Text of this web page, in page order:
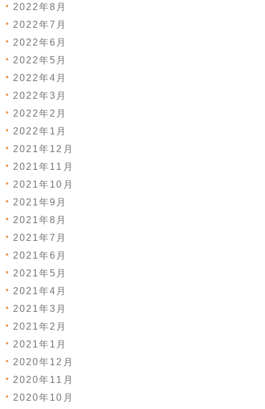
2022年8月
2022年7月
2022年6月
2022年5月
2022年4月
2022年3月
2022年2月
2022年1月
2021年12月
2021年11月
2021年10月
2021年9月
2021年8月
2021年7月
2021年6月
2021年5月
2021年4月
2021年3月
2021年2月
2021年1月
2020年12月
2020年11月
2020年10月